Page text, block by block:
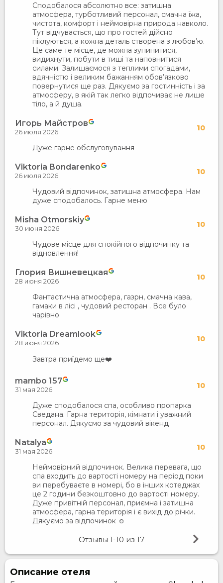
Сподобалося абсолютно все: затишна
атмосфера, турботливий персонал, смачна їжа,
чистота, комфорт і неймовірна природа навколо.
Тут відчувається, що про гостей дійсно
піклуються, а кожна деталь створена з любов’ю.
Це саме те місце, де можна зупинитися,
видихнути, побути в тиші та наповнитися
силами. Залишаємося з теплими спогадами,
вдячністю і великим бажанням обов’язково
повернутися ще раз. Дякуємо за гостинність і за
атмосферу, в якій так легко відпочиває не лише
тіло, а й душа.
Игорь Майстров 10
26 июля 2026
Дуже гарне обслуговування
Viktoria Bondarenko 10
26 июля 2026
Чудовий відпочинок, затишна атмосфера. Нам
дуже сподобалось. Гарне меню
Misha Otmorskiy 10
30 июня 2026
Чудове місце для спокійного відпочинку та
відновлення!
Глория Вишневецкая 10
28 июня 2026
Фантастична атмосфера, газрн, смачна кава,
гамаки в лісі , чудовий ресторан . Все було
чарівно
Viktoria Dreamlook 10
28 июня 2026
Завтра приїдемо ще❤️
mambo 157 10
31 мая 2026
Дуже сподобалося спа, особливо пропарка
Сведана. Гарна територія, кімнати і уважний
персонал. Дякуємо за чудовий вікенд
Natalya 10
31 мая 2026
Неймовірний відпочинок. Велика перевага, що
спа входить до вартості номеру на період поки
ви перебуваєте в номері, бо в інших котеджах
це 2 години безкоштовно до вартості номеру.
Дуже привітній персонал, приємна і затишна
атмосфера, гарна територія і є вихід до річки.
Дякуємо за відпочинок ☺️
Отзывы 1-10 из 17
Описание отеля